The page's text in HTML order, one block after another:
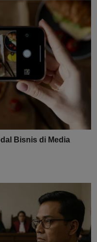
Bisnis di Media